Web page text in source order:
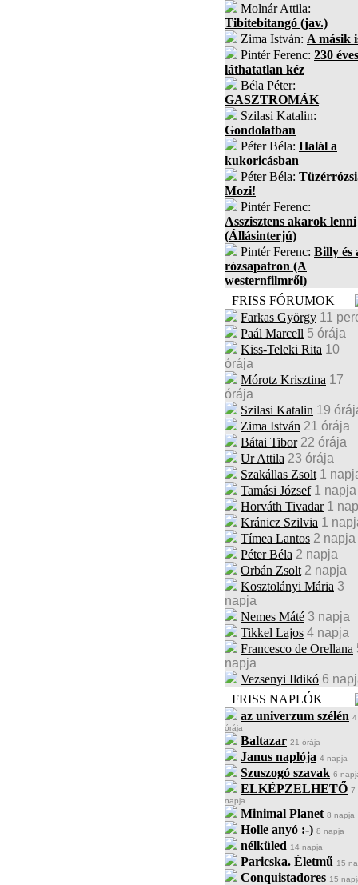
Molnár Attila:
Tibitebitangó (jav.)
Zima István: A másik
Pintér Ferenc: 230
láthatatlan kéz
Béla Péter:
GASZTROMÁK
Szilasi Katalin:
Gondolatban
Péter Béla: Halál a
kukoricásban
Péter Béla:
Mozi!
Pintér Ferenc:
Asszisztens akarok lenni
(Állásinterjú)
Pintér Ferenc: Billy és
rózsapatron (A
westernfilmről)
FRISS FÓRUMOK
Farkas György 11
Paál Marcell 5 órája
Kiss-Teleki Rita 10
órája
Mórotz Krisztina 17
órája
Szilasi Katalin 19
Zima István 21 órája
Bátai Tibor 22 órája
Ur Attila 23 órája
Szakállas Zsolt 1
Tamási József 1 napja
Horváth Tivadar 1
Kránicz Szilvia 1
Tímea Lantos 2 napja
Péter Béla 2 napja
Orbán Zsolt 2 napja
Kosztolányi Mária 3
napja
Nemes Máté 3 napja
Tikkel Lajos 4 napja
Francesco de Orellana
napja
Vezsenyi Ildikó 6
FRISS NAPLÓK
az univerzum szélén 4
órája
Baltazar 21 órája
Janus naplója 4 napja
Szuszogó szavak 6
ELKÉPZELHETŐ 7
napja
Minimal Planet 8 napja
Holle anyó :-) 8 napja
nélküled 14 napja
Paricska. Életmű 15
Conquistadores 15